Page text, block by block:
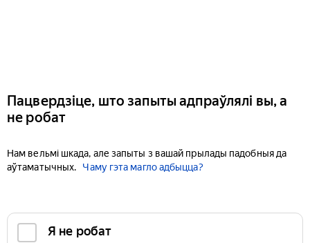
Пацвердзіце, што запыты адпраўлялі вы, а
не робат
Нам вельмі шкада, але запыты з вашай прылады падобныя да
аўтаматычных.
Чаму гэта магло адбыцца?
Я не робат